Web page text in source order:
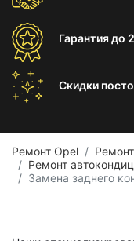
Гарантиядо
Скидки
Ремонт Opel
Ремонт
Замена заднего